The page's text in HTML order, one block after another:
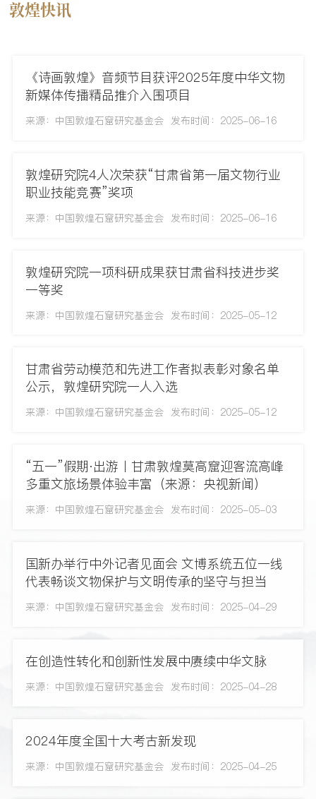
敦煌快讯
《诗画敦煌》音频节目获评2025年度中华文物
新媒体传播精品推介入围项目
来源：中国敦煌石窟研究基金会 发布时间：2025-06-16
敦煌研究院4人次荣获“甘肃省第一届文物行业
职业技能竞赛”奖项
来源：中国敦煌石窟研究基金会 发布时间：2025-06-16
敦煌研究院一项科研成果获甘肃省科技进步奖
一等奖
来源：中国敦煌石窟研究基金会 发布时间：2025-05-12
甘肃省劳动模范和先进工作者拟表彰对象名单
公示，敦煌研究院一人入选
来源：中国敦煌石窟研究基金会 发布时间：2025-05-12
“五一”假期·出游丨甘肃敦煌莫高窟迎客流高峰
多重文旅场景体验丰富（来源：央视新闻）
来源：中国敦煌石窟研究基金会 发布时间：2025-05-03
国新办举行中外记者见面会 文博系统五位一线
代表畅谈文物保护与文明传承的坚守与担当
来源：中国敦煌石窟研究基金会 发布时间：2025-04-29
在创造性转化和创新性发展中赓续中华文脉
来源：中国敦煌石窟研究基金会 发布时间：2025-04-28
2024年度全国十大考古新发现
来源：中国敦煌石窟研究基金会 发布时间：2025-04-25